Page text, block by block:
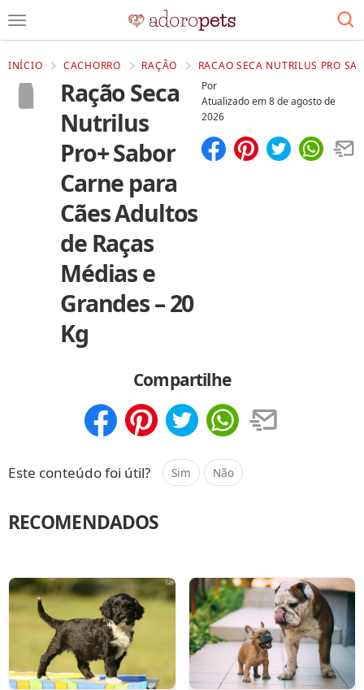
INÍCIO CACHORRO RAÇÃO RACAO SECA NUTRILUS PRO
Ração Seca
Nutrilus
Pro+ Sabor
Carne para
Cães Adultos
de Raças
Médias e
Grandes – 20
Kg
Por
Atualizado em8 de agosto de
2026
Compartilhe
Este conteúdo foi útil? Sim Não
RECOMENDADOS